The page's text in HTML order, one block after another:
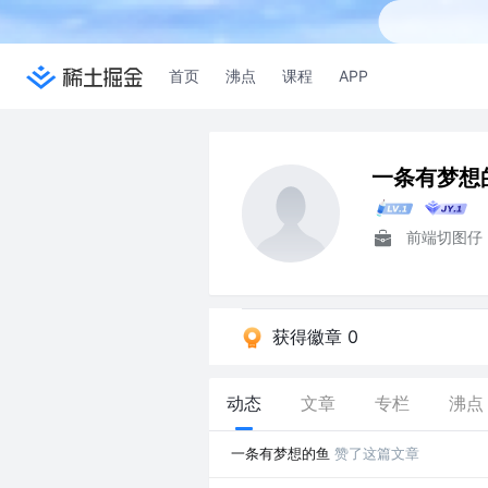
首页 沸点 课程 APP
一条有梦想
前端切图仔
获得徽章 0
动态 文章 专栏 沸点
一条有梦想的鱼 赞了这篇文章